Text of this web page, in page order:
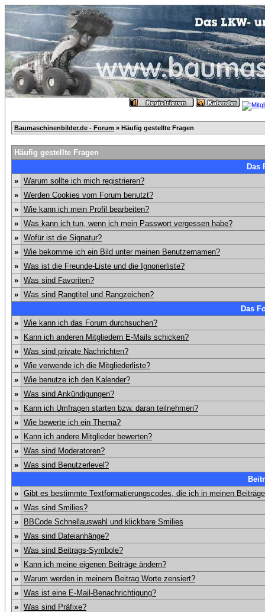
Baumaschinenbilder.de - Forum » Häufig gestellte Fragen
Häufig gestellte Fragen
Das
» Warum sollte ich mich registrieren?
» Werden Cookies vom Forum benutzt?
» Wie kann ich mein Profil bearbeiten?
» Was kann ich tun, wenn ich mein Passwort vergessen habe?
» Wofür ist die Signatur?
» Wie bekomme ich ein Bild unter meinen Benutzernamen?
» Was ist die Freunde-Liste und die Ignorierliste?
» Was sind Favoriten?
» Was sind Rangtitel und Rangzeichen?
Das
» Wie kann ich das Forum durchsuchen?
»
Kann ich anderen Mitgliedern E-Mails schicken?
» Was sind private Nachrichten?
» Wie verwende ich die Mitgliederliste?
» Wie benutze ich den Kalender?
» Was sind Ankündigungen?
»
Kann ich Umfragen starten bzw. daran teilnehmen?
» Wie bewerte ich ein Thema?
»
Kann ich andere Mitglieder bewerten?
» Was sind Moderatoren?
» Was sind Benutzerlevel?
» Gibt es bestimmte Textformatierungscodes, die ich in meinen
» Was sind Smilies?
»
BBCode Schnellauswahl und klickbare Smilies
» Was sind Dateianhänge?
» Was sind Beitrags-Symbole?
»
Kann ich meine eigenen Beiträge ändern?
» Warum werden in meinem Beitrag Worte zensiert?
» Was ist eine E-Mail-Benachrichtigung?
» Was sind Präfixe?